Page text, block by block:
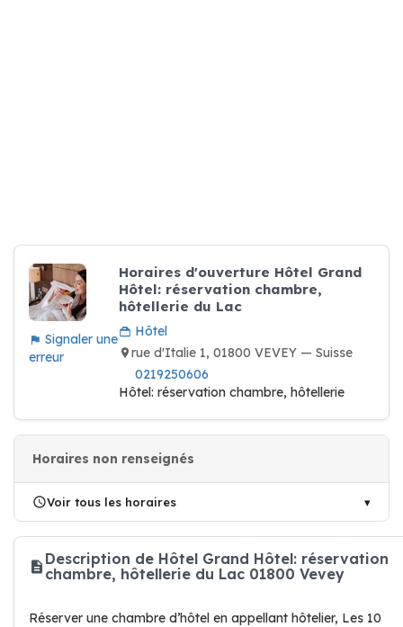
Signaler une
erreur
Horaires d'ouverture Hôtel Grand
Hôtel: réservation chambre,
hôtellerie du Lac
Hôtel
rue d'Italie 1, 01800 VEVEY — Suisse
0219250606
Hôtel: réservation chambre, hôtellerie
Horaires non renseignés
Voir tous les horaires
Description de Hôtel Grand Hôtel: réservation
chambre, hôtellerie du Lac 01800 Vevey
Réserver une chambre d’hôtel en appellant hôtelier, Les 10